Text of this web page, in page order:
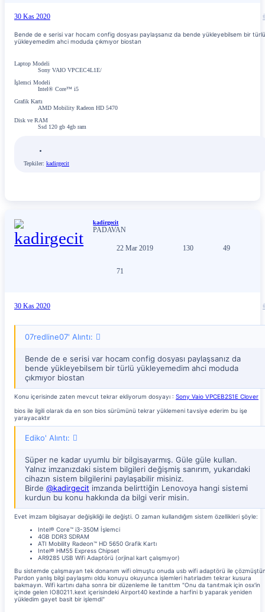
30 Kas 2020
Bende de e serisi var hocam config dosyası paylaşsanız da bende yükleyebilsem bir türlü
yükleyemedim ahci moduda çıkmıyor biostan
Laptop Modeli
Sony VAIO VPCEC4L1E/
İşlemci Modeli
Intel® Core™ i5
Grafik Kartı
AMD Mobility Radeon HD 5470
Disk ve RAM
Ssd 120 gb 4gb ram
Tepkiler: kadirgecit
kadirgecit
PADAVAN
22 Mar 2019 130 49
71
30 Kas 2020
07redline07' Alıntı:
Bende de e serisi var hocam config dosyası paylaşsanız da
bende yükleyebilsem bir türlü yükleyemedim ahci moduda
çıkmıyor biostan
Konu içerisinde zaten mevcut tekrar ekliyorum dosyayı : Sony Vaio VPCEB2S1E Clover
bios ile ilgili olarak da en son bios sürümünü tekrar yüklemeni tavsiye ederim bu işe
yarayacaktır
Ediko' Alıntı:
Süper ne kadar uyumlu bir bilgisayarmış. Güle güle kullan.
Yalnız imzanızdaki sistem bilgileri değişmiş sanırım, yukarıdaki
cihazın sistem bilgilerini paylaşabilir misiniz.
Birde @kadirgecit imzanda belirttiğin Lenovoya hangi sistemi
kurdun bu konu hakkında da bilgi verir misin.
Evet imzam bilgisayar değişikliği ile değişti. O zaman kullandığım sistem özellikleri şöyle:
Intel® Core™ i3-350M İşlemci
4GB DDR3 SDRAM
ATI Mobility Radeon™ HD 5650 Grafik Kartı
Intel® HM55 Express Chipset
AR9285 USB Wifi Adaptörü (orjinal kart çalışmıyor)
Bu sistemde çalışmayan tek donanım wifi olmuştu onuda usb wifi adaptörü ile
Pardon yanlış bilgi paylaşımı oldu konuyu okuyunca işlemleri hatırladım tekrar kusura
bakmayın. Wifi kartını daha sonra bir düzenleme ile tanıttım "Onu da tanıtmak için osx'in
içinde gelen IO80211.kext içerisindeki Airport40 kextinde a harfini b yaparak yeniden
yükledim gayet basit bir işlemdi"